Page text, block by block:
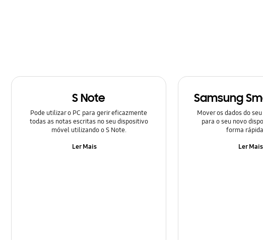
Sites de Redes Sociais
S Note
Pode utilizar o PC para gerir eficazmente
todas as notas escritas no seu dispositivo
móvel utilizando o S Note.
Ler Mais
Samsung
Mover os dados do
para o seu novo
forma
Ler Mais